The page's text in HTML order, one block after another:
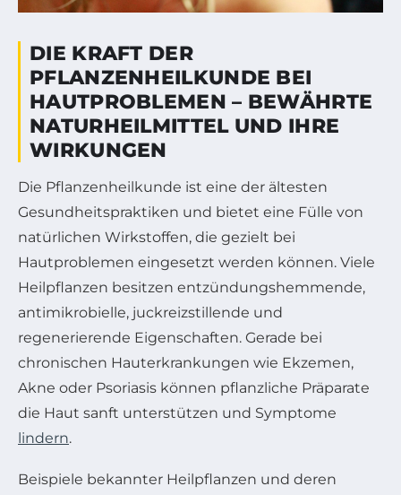
DIE KRAFT DER
PFLANZENHEILKUNDE BEI
HAUTPROBLEMEN – BEWÄHRTE
NATURHEILMITTEL UND IHRE
WIRKUNGEN
Die Pflanzenheilkunde ist eine der ältesten
Gesundheitspraktiken und bietet eine Fülle von
natürlichen Wirkstoffen, die gezielt bei
Hautproblemen eingesetzt werden können. Viele
Heilpflanzen besitzen entzündungshemmende,
antimikrobielle, juckreizstillende und
regenerierende Eigenschaften. Gerade bei
chronischen Hauterkrankungen wie Ekzemen,
Akne oder Psoriasis können pflanzliche Präparate
die Haut sanft unterstützen und Symptome
lindern.
Beispiele bekannter Heilpflanzen und deren